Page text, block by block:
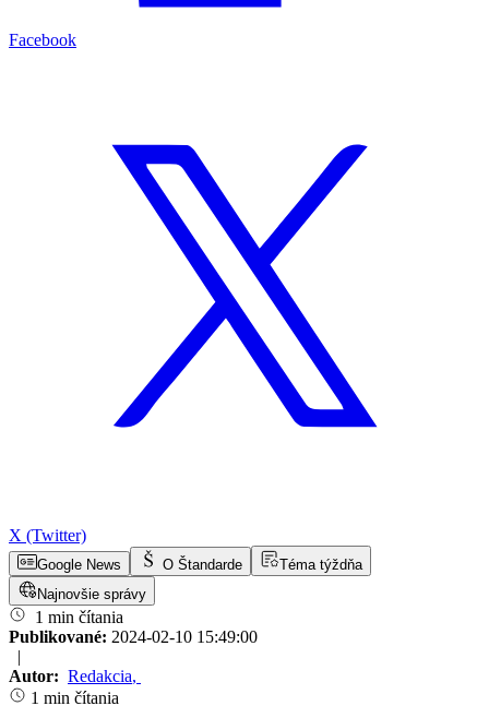
Facebook
X (Twitter)
Google News O Štandarde
Téma týždňa
Najnovšie správy
1 min čítania
Publikované: 2024-02-10 15:49:00
|
Autor: Redakcia,
1 min čítania